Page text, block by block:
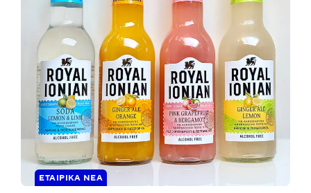
ΕΤΑΙΡΙΚΆ ΝΈΑ